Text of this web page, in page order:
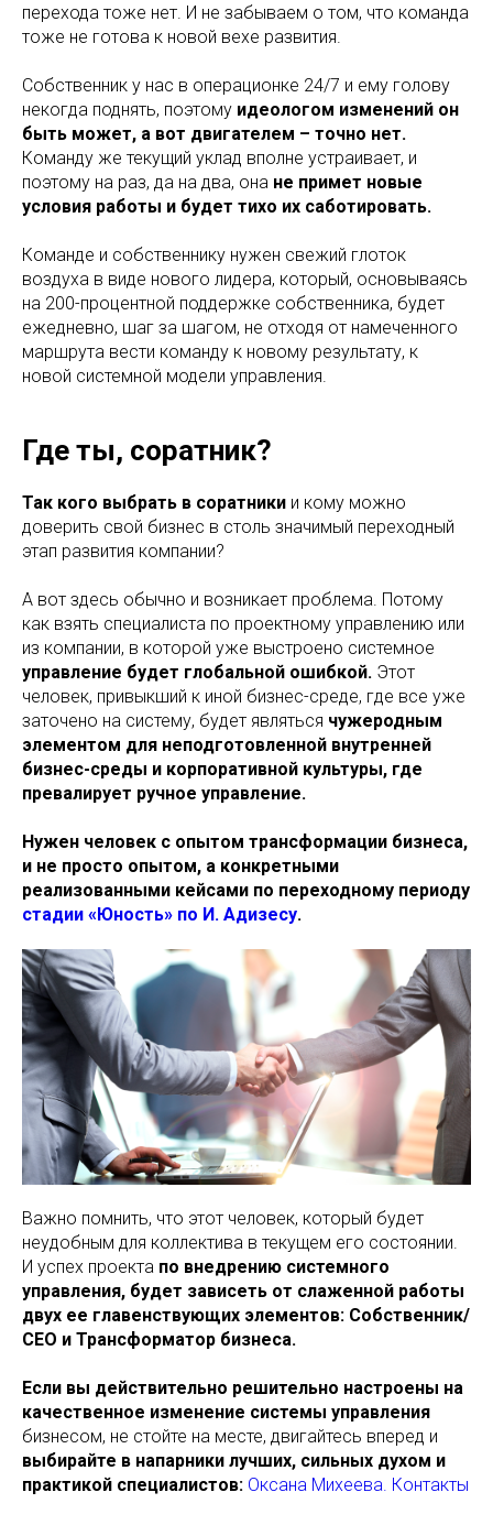
перехода тоже нет. И не забываем о том, что команда
тоже не готова к новой вехе развития.
Собственник у нас в операционке 24/7 и ему голову
некогда поднять, поэтому идеологом изменений он
быть может, а вот двигателем – точно нет.
Команду же текущий уклад вполне устраивает, и
поэтому на раз, да на два, она не примет новые
условия работы и будет тихо их саботировать.
Команде и собственнику нужен свежий глоток
воздуха в виде нового лидера, который, основываясь
на 200-процентной поддержке собственника, будет
ежедневно, шаг за шагом, не отходя от намеченного
маршрута вести команду к новому результату, к
новой системной модели управления.
Где ты, соратник?
Так кого выбрать в соратники и кому можно
доверить свой бизнес в столь значимый переходный
этап развития компании?
А вот здесь обычно и возникает проблема. Потому
как взять специалиста по проектному управлению или
из компании, в которой уже выстроено системное
управление будет глобальной ошибкой. Этот
человек, привыкший к иной бизнес-среде, где все уже
заточено на систему, будет являться чужеродным
элементом для неподготовленной внутренней
бизнес-среды и корпоративной культуры, где
превалирует ручное управление.
Нужен человек с опытом трансформации бизнеса,
и не просто опытом, а конкретными
реализованными кейсами по переходному периоду
стадии «Юность» по И. Адизесу.
Важно помнить, что этот человек, который будет
неудобным для коллектива в текущем его состоянии.
И успех проекта по внедрению системного
управления, будет зависеть от слаженной работы
двух ее главенствующих элементов: Собственник/
СЕО и Трансформатор бизнеса.
Если вы действительно решительно настроены на
качественное изменение системы управления
бизнесом, не стойте на месте, двигайтесь вперед и
выбирайте в напарники лучших, сильных духом и
практикой специалистов: Оксана Михеева. Контакты